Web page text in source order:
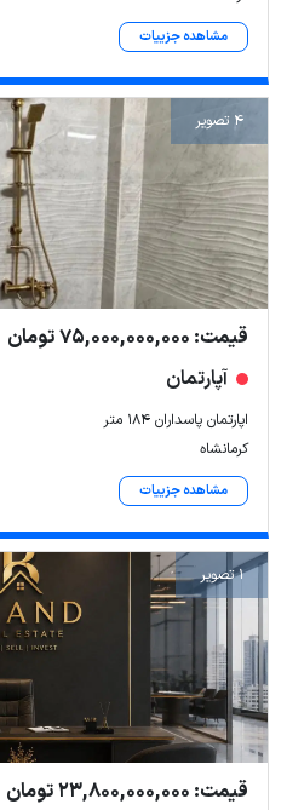
مشاهده جزییات
4 تصویر
قیمت: 75,000,000,000 تومان
آپارتمان
اپارتمان پاسداران ۱۸۴ متر
کرمانشاه
مشاهده جزییات
1 تصویر
قیمت: 23,800,000,000 تومان